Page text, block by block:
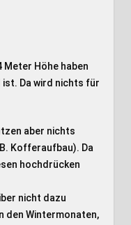
Meter Höhe haben
Da wird nichts für
aber nichts
Kofferaufbau). Da
hochdrücken
nicht dazu
den Wintermonaten,